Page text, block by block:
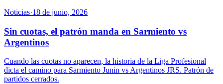
Noticias·18 de junio, 2026
Sin cuotas, el patrón manda en Sarmiento vs
Argentinos
Cuando las cuotas no aparecen, la historia de la Liga Profesional
dicta el camino para Sarmiento Junin vs Argentinos JRS. Patrón de
partidos cerrados.